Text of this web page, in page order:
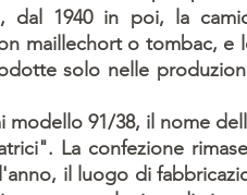
dal 1940 in poi, la
maillechort o tombac,
solo nelle
modello 91/38, il nome
La confezione
il luogo di